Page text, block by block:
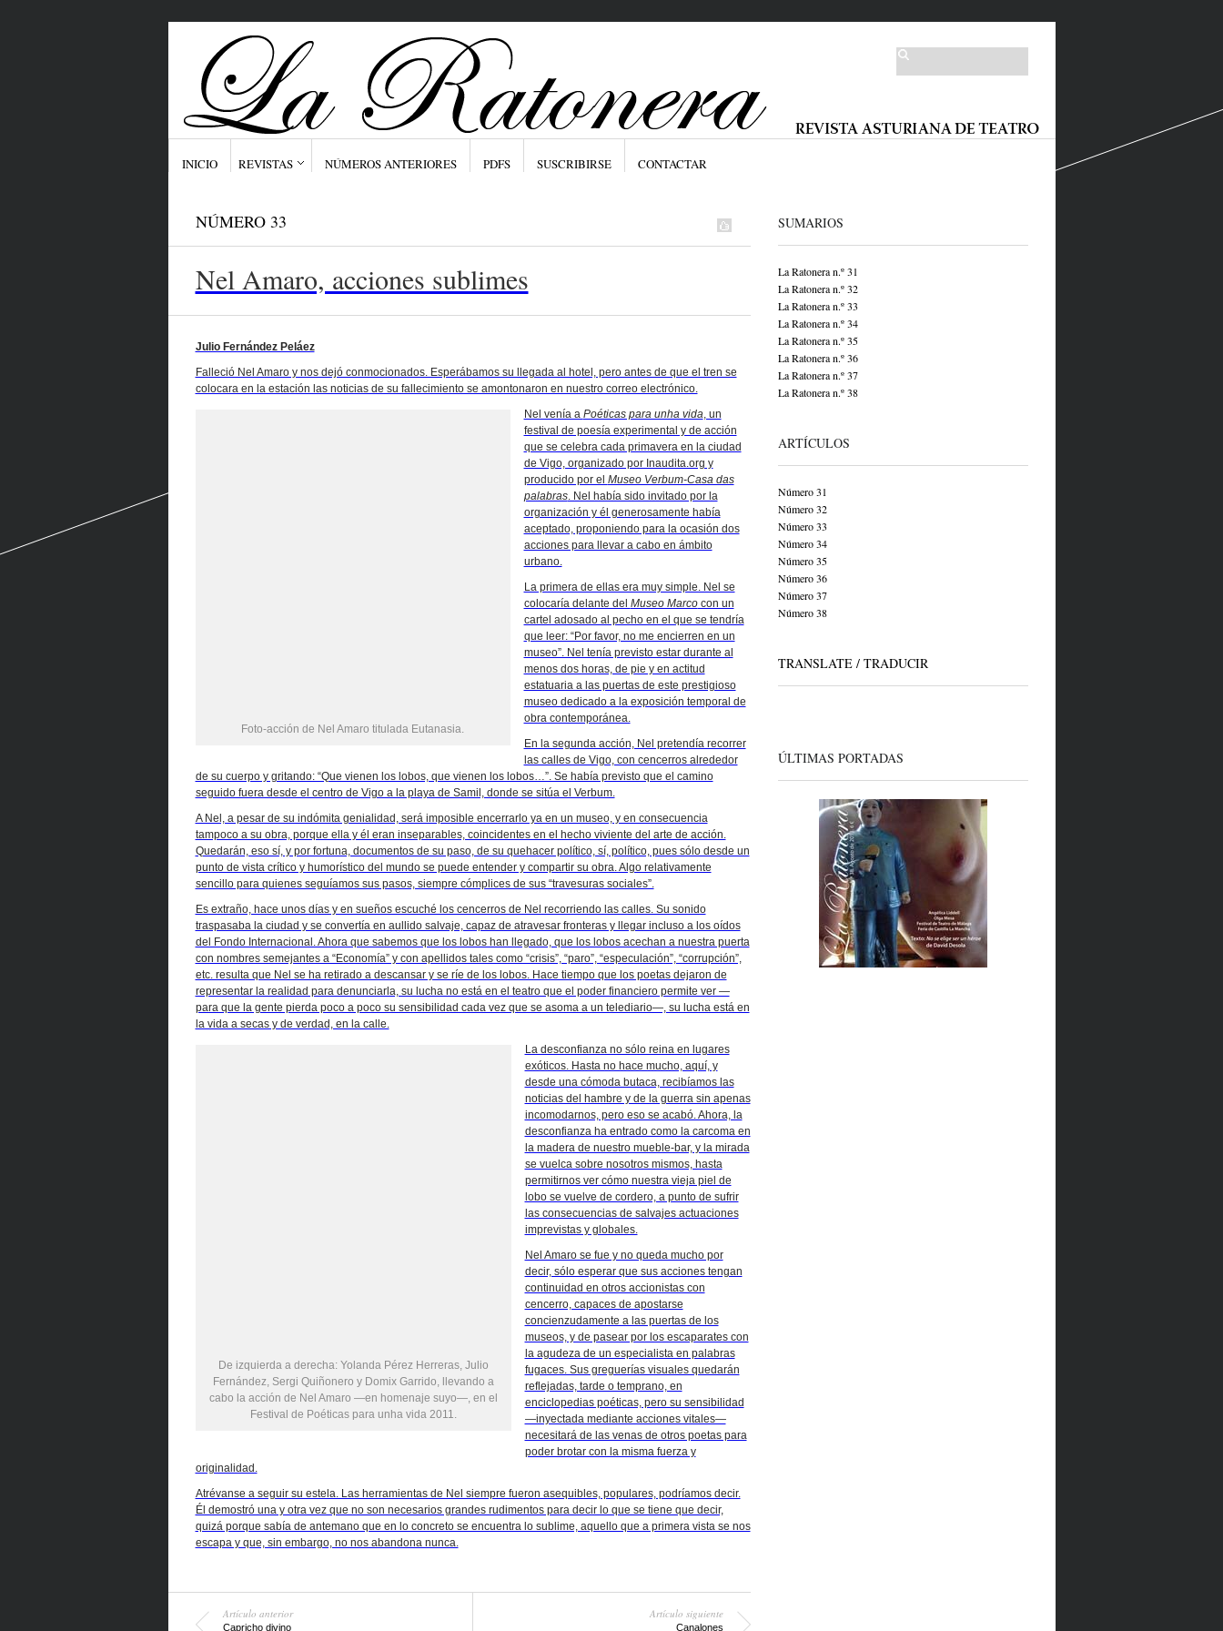
INICIO REVISTAS NÚMEROS ANTERIORES PDFS SUSCRIBIRSE CONTACTAR
NÚMERO 33
Nel Amaro, acciones sublimes
Julio Fernández Peláez
Falleció Nel Amaro y nos dejó conmocionados. Esperábamos su llegada al hotel, pero antes de que el tren se
colocara en la estación las noticias de su fallecimiento se amontonaron en nuestro correo electrónico.
Foto-acción de Nel Amaro titulada Eutanasia.
Nel venía a Poéticas para unha vida, un
festival de poesía experimental y de acción
que se celebra cada primavera en la ciudad
de Vigo, organizado por Inaudita.org y
producido por el Museo Verbum-Casa das
palabras. Nel había sido invitado por la
organización y él generosamente había
aceptado, proponiendo para la ocasión dos
acciones para llevar a cabo en ámbito
urbano.
La primera de ellas era muy simple. Nel se
colocaría delante del Museo Marcocon un
cartel adosado al pecho en el que se tendría
que leer: “Por favor, no me encierren en un
museo”. Nel tenía previsto estar durante al
menos dos horas, de pie y en actitud
estatuaria a las puertas de este prestigioso
museo dedicado a la exposición temporal de
obra contemporánea.
En la segunda acción, Nel pretendía recorrer
las calles de Vigo, con cencerros alrededor
de su cuerpo y gritando: “Que vienen los lobos, que vienen los lobos…”. Se había previsto que el camino
seguido fuera desde el centro de Vigo a la playa de Samil, donde se sitúa el Verbum.
A Nel, a pesar de su indómita genialidad, será imposible encerrarlo ya en un museo, y en consecuencia
tampoco a su obra, porque ella y él eran inseparables, coincidentes en el hecho viviente del arte de acción.
Quedarán, eso sí, y por fortuna, documentos de su paso, de su quehacer político, sí, político, pues sólo desde un
punto de vista crítico y humorístico del mundo se puede entender y compartir su obra. Algo relativamente
sencillo para quienes seguíamos sus pasos, siempre cómplices de sus “travesuras sociales”.
Es extraño, hace unos días y en sueños escuché los cencerros de Nel recorriendo las calles. Su sonido
traspasaba la ciudad y se convertía en aullido salvaje, capaz de atravesar fronteras y llegar incluso a los oídos
del Fondo Internacional. Ahora que sabemos que los lobos han llegado, que los lobos acechan a nuestra puerta
con nombres semejantes a “Economía” y con apellidos tales como “crisis”, “paro”, “especulación”, “corrupción”,
etc. resulta que Nel se ha retirado a descansar y se ríe de los lobos. Hace tiempo que los poetas dejaron de
representar la realidad para denunciarla, su lucha no está en el teatro que el poder financiero permite ver —
para que la gente pierda poco a poco su sensibilidad cada vez que se asoma a un telediario—, su lucha está en
la vida a secas y de verdad, en la calle.
De izquierda a derecha: Yolanda Pérez Herreras, Julio
Fernández, Sergi Quiñonero y Domix Garrido, llevando a
cabo la acción de Nel Amaro —en homenaje suyo—, en el
Festival de Poéticas para unha vida 2011.
La desconfianza no sólo reina en lugares
exóticos. Hasta no hace mucho, aquí, y
desde una cómoda butaca, recibíamos las
noticias del hambre y de la guerra sin apenas
incomodarnos, pero eso se acabó. Ahora, la
desconfianza ha entrado como la carcoma en
la madera de nuestro mueble-bar, y la mirada
se vuelca sobre nosotros mismos, hasta
permitirnos ver cómo nuestra vieja piel de
lobo se vuelve de cordero, a punto de sufrir
las consecuencias de salvajes actuaciones
imprevistas y globales.
Nel Amaro se fue y no queda mucho por
decir, sólo esperar que sus acciones tengan
continuidad en otros accionistas con
cencerro, capaces de apostarse
concienzudamente a las puertas de los
museos, y de pasear por los escaparates con
la agudeza de un especialista en palabras
fugaces. Sus greguerías visuales quedarán
reflejadas, tarde o temprano, en
enciclopedias poéticas, pero su sensibilidad
—inyectada mediante acciones vitales—
necesitará de las venas de otros poetas para
poder brotar con la misma fuerza y
originalidad.
Atrévanse a seguir su estela. Las herramientas de Nel siempre fueron asequibles, populares, podríamos decir.
Él demostró una y otra vez que no son necesarios grandes rudimentos para decir lo que se tiene que decir,
quizá porque sabía de antemano que en lo concreto se encuentra lo sublime, aquello que a primera vista se nos
escapa y que, sin embargo, no nos abandona nunca.
Artículo anterior
Capricho divino
Artículo siguiente
Canalones
SUMARIOS
La Ratonera n.º 31
La Ratonera n.º 32
La Ratonera n.º 33
La Ratonera n.º 34
La Ratonera n.º 35
La Ratonera n.º 36
La Ratonera n.º 37
La Ratonera n.º 38
ARTÍCULOS
Número 31
Número 32
Número 33
Número 34
Número 35
Número 36
Número 37
Número 38
TRANSLATE / TRADUCIR
ÚLTIMAS PORTADAS